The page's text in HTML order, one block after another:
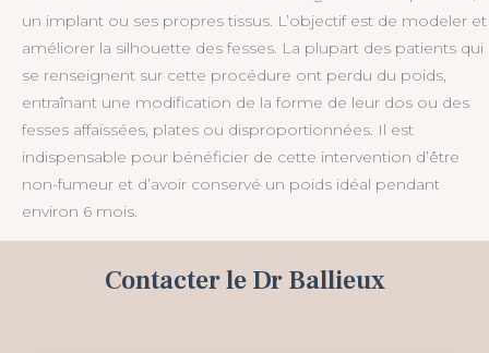
un implant ou ses propres tissus. L’objectif est de modeler et
améliorer la silhouette des fesses. La plupart des patients qui
se renseignent sur cette procédure ont perdu du poids,
entraînant une modification de la forme de leur dos ou des
fesses affaissées, plates ou disproportionnées. Il est
indispensable pour bénéficier de cette intervention d’être
non-fumeur et d’avoir conservé un poids idéal pendant
environ 6 mois.
Contacter le Dr Ballieux